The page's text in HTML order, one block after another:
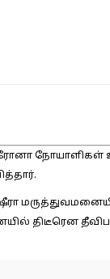
நோயாளிகள்
ஷீரா
திடீரென